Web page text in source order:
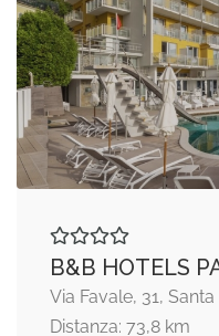
B&B HOTELS
Via Favale, 31,
Distanza: 73,8 km